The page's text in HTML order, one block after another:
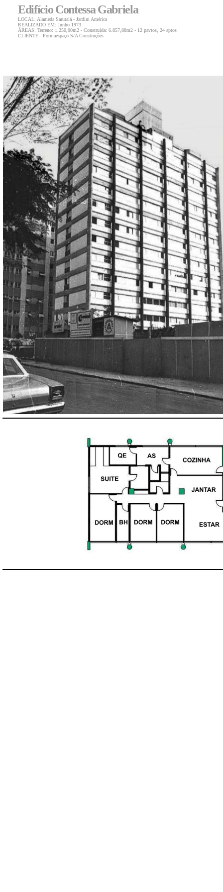
Edifício Contessa Gabriela
LOCAL: Alameda Sarutaiá - Jardim América
REALIZADO EM: Junho 1973
ÁREAS: Terreno: 1.250,00m2 - Construída: 6.857,88m2 - 12 pavtos, 24 aptos
CLIENTE: Formaespaço S/A Construções